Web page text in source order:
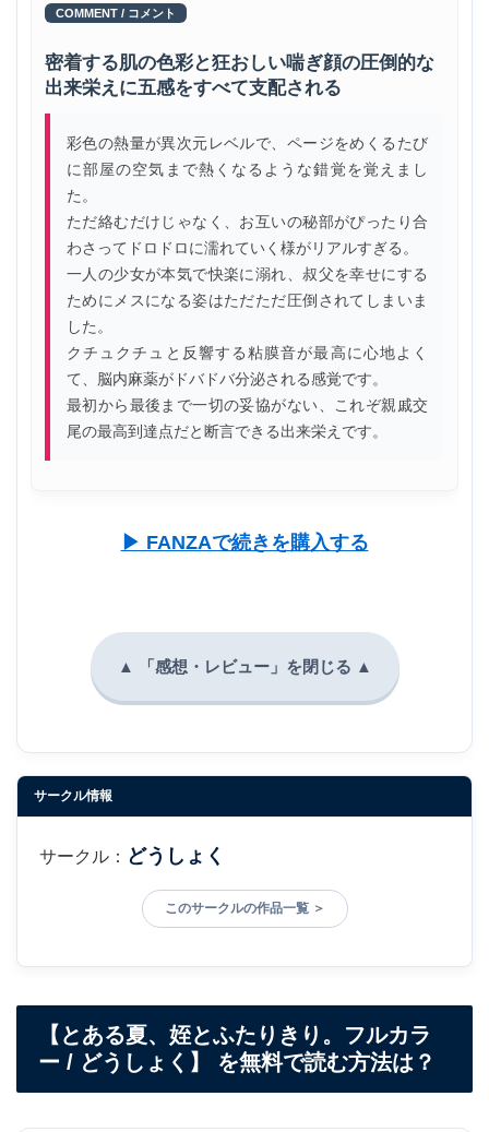
COMMENT / コメント
密着する肌の色彩と狂おしい喘ぎ顔の圧倒的な
出来栄えに五感をすべて支配される
彩色の熱量が異次元レベルで、ページをめくるたび
に部屋の空気まで熱くなるような錯覚を覚えまし
た。
ただ絡むだけじゃなく、お互いの秘部がぴったり合
わさってドロドロに濡れていく様がリアルすぎる。
一人の少女が本気で快楽に溺れ、叔父を幸せにする
ためにメスになる姿はただただ圧倒されてしまいま
した。
クチュクチュと反響する粘膜音が最高に心地よく
て、脳内麻薬がドバドバ分泌される感覚です。
最初から最後まで一切の妥協がない、これぞ親戚交
尾の最高到達点だと断言できる出来栄えです。
▶ FANZAで続きを購入する
サークル情報
サークル： どうしょく
このサークルの作品一覧 ＞
【とある夏、姪とふたりきり。フルカラ
ー / どうしょく】 を無料で読む方法は？